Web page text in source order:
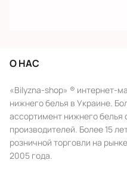
О НАС
«Bilyzna-shop» ® интернет-
нижнего белья в Украине.
ассортимент нижнего белья
производителей. Более 15
розничной торговли на
2005 года.